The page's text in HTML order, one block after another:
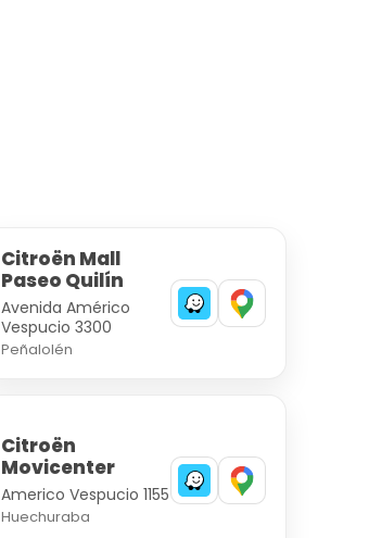
Citroën Mall
Paseo Quilín
Avenida Américo
Vespucio 3300
Peñalolén
Citroën
Movicenter
Americo Vespucio 1155
Huechuraba